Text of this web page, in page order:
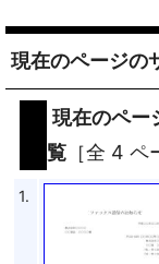
現在のページの
現在のペー
覧 ［全 4 ペ
1.